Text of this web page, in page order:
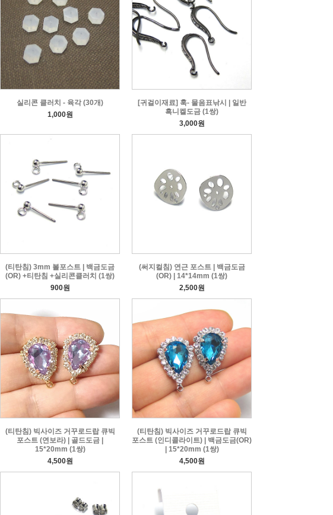
실리콘 클러치 - 육각 (30개)
1,000원
[귀걸이재료] 훅- 물음표낚시 | 일반
흑니켈도금 (1쌍)
3,000원
(티탄침) 3mm 볼포스트 | 백금도금
(OR) +티탄침 +실리콘클러치 (1쌍)
900원
(써지컬침) 연근 포스트 | 백금도금
(OR) | 14*14mm (1쌍)
2,500원
(티탄침) 빅사이즈 거꾸로드랍 큐빅
포스트 (연보라) | 골드도금 |
15*20mm (1쌍)
4,500원
(티탄침) 빅사이즈 거꾸로드랍 큐빅
포스트 (인디콜라이트) | 백금도금(OR)
| 15*20mm (1쌍)
4,500원